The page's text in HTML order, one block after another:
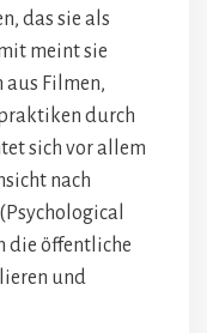
das sie als
meint sie
Filmen,
durch
sich vor allem
nach
die öffentliche
und